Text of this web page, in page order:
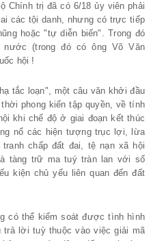
Chính trị đã có 6/18 ủy viên phải
các tội danh, nhưng có trực tiếp
hoặc "tự diễn biến". Trong đó
(trong đó có ông Võ Văn
hội !
tắc loạn", một câu văn khởi đầu
phong kiến tập quyền, về tính
khi chế độ ở giai đoạn kết thúc
nổ các hiện tượng trục lợi, lừa
chấp đất đai, tệ nạn xã hội
tàng trữ ma tuý tràn lan với số
kiện chủ yếu liên quan đến đất
có thể kiểm soát được tình hình
lời tuỳ thuộc vào việc giải mã